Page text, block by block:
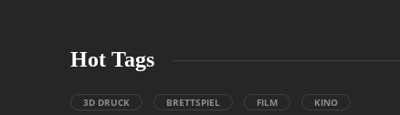
Hot Tags
3D DRUCK BRETTSPIEL FILM KINO